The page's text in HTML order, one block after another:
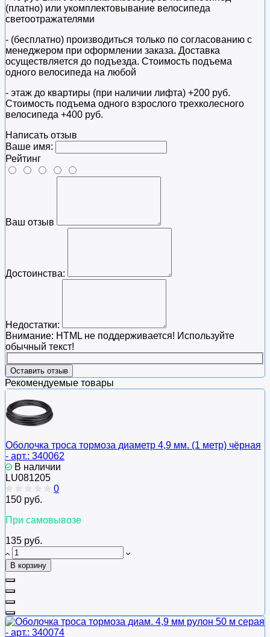
(платно) или укомплектовывание велосипеда
светоотражателями
- (бесплатно) производиться только по cогласованию с
менеджером при оформлении заказа. Доставка
осуществляется до подъезда. Стоимость подъема
одного велосипеда на любой
- этаж до квартиры (при наличии лифта) +200 руб.
Стоимость подъема одного взрослого трехколесного
велосипеда +400 руб.
Написать отзыв
Ваше имя:
Рейтинг
Ваш отзыв
Достоинства:
Недостатки:
Внимание: HTML не поддерживается! Используйте
обычный текст!
Оставить отзыв
Рекомендуемые товары
Оболочка троса тормоза диаметр 4,9 мм. (1 метр) чёрная
- арт.: 340062
В наличии
LU081205
0
150 руб.
При самовывозе
135 руб.
В корзину